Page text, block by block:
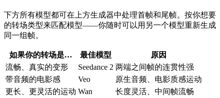
下方所有模型都可在上方生成器中处理首帧和尾帧。按你想要
的转场类型来匹配模型——你随时可以用另一个模型重新生成
同一组帧。
如果你的转场是… 最佳模型
原因
流畅、真实的变形
Seedance 2 两端之间帧的连贯性强
带音频的电影感
Veo
原生音频、电影质感运动
更长、更灵活的运动 Wan
长度灵活、中间帧流畅